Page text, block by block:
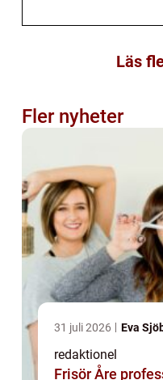
Läs
Fler nyheter
31 juli 2026 Eva
redaktionel
Frisör Åre professionell hårvård i